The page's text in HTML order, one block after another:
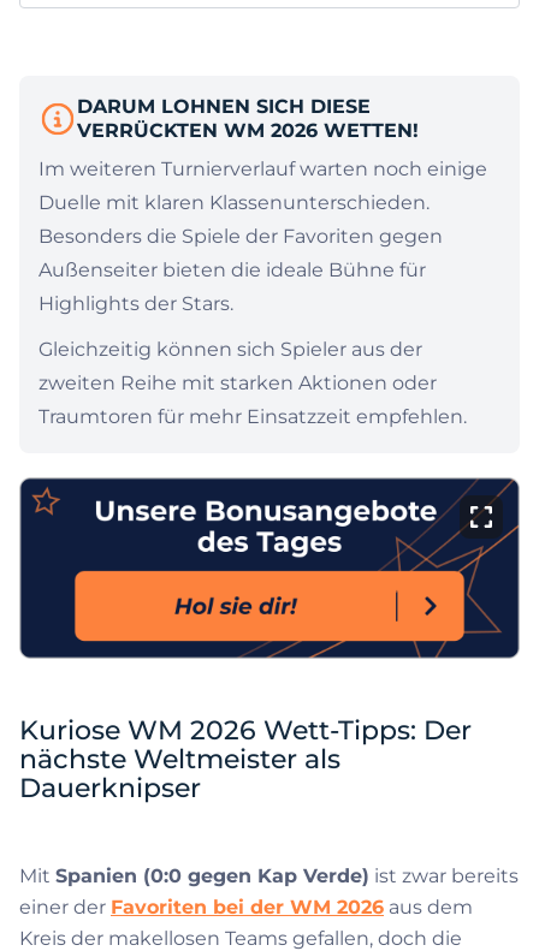
DARUM LOHNEN SICH DIESE
VERRÜCKTEN WM 2026 WETTEN!
Im weiteren Turnierverlauf warten noch einige
Duelle mit klaren Klassenunterschieden.
Besonders die Spiele der Favoriten gegen
Außenseiter bieten die ideale Bühne für
Highlights der Stars.
Gleichzeitig können sich Spieler aus der
zweiten Reihe mit starken Aktionen oder
Traumtoren für mehr Einsatzzeit empfehlen.
Kuriose WM 2026 Wett-Tipps: Der
nächste Weltmeister als
Dauerknipser
Mit Spanien (0:0 gegen Kap Verde) ist zwar bereits
einer der Favoriten bei der WM 2026 aus dem
Kreis der makellosen Teams gefallen, doch die